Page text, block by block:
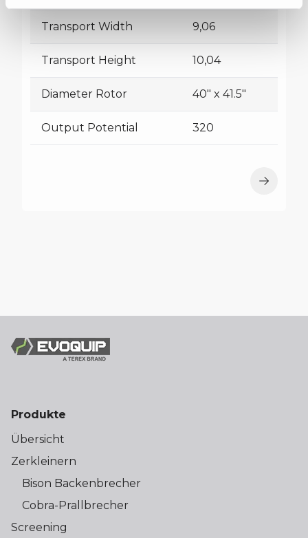
Transport Width 9,06
Transport Height 10,04
Diameter Rotor 40" x 41.5"
Output Potential 320
Produkte
Übersicht
Zerkleinern
Bison Backenbrecher
Cobra-Prallbrecher
Screening